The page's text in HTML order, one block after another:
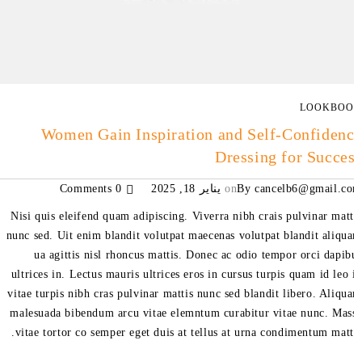
Women Gain Inspiration and Self-
Dressing for
By
on يناير 18, 2025 0 Comments
Nisi quis eleifend quam adipiscing. Viverra nibh crais pulvinar
nunc sed. Uit enim blandit volutpat maecenas volutpat blandit
ua agittis nisl rhoncus mattis. Donec ac odio tempor orci
ultrices in. Lectus mauris ultrices eros in cursus turpis quam id leo
vitae turpis nibh cras pulvinar mattis nunc sed blandit libero.
malesuada bibendum arcu vitae elemntum curabitur vitae nunc.
vitae tortor co semper eget duis at tellus at urna condimentum